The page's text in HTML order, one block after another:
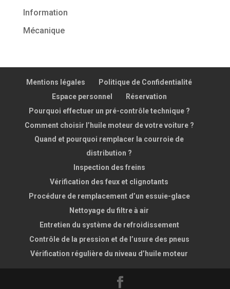
Information
Mécanique
Mentions légales
Politique de Confidentialité
Espace personnel
Réservation
Pourquoi effectuer un pré-contrôle technique ?
Comment choisir l’huile moteur de votre voiture ?
Quand et pourquoi remplacer la courroie de
distribution ?
Inspection des freins
Vérification des feux et clignotants
Procédure de remplacement d’un essuie-glace
Nettoyage du filtre à air
Entretien du système de refroidissement
Contrôle de la pression et de l’usure des pneus
Vérification régulière du niveau d’huile moteur